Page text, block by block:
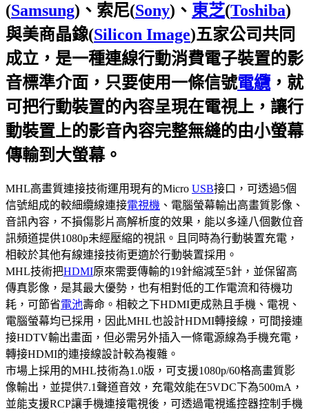
(Samsung)、索尼(Sony)、 東芝(Toshiba)
與美商晶鐌(Silicon Image)五家公司共同
成立，是一種連線行動消費電子裝置的影
音標準介面，只要使用一條信號電纜 ，就
可把行動裝置的內容呈現在電視上，讓行
動裝置上的影音內容完整無縫的由小螢幕
傳輸到大螢幕。
MHL高畫質連接技術運用現有的Micro USB接口，可透過5個
信號組成的較細纜線連接電視機 、電腦螢幕輸出高畫質影像、
音訊內容，不損傷影片高解析度的效果，能以多達八個數位音
訊頻道提供1080p未經壓縮的視訊。且同時為行動裝置充電，
相較於其他有線連接技術更適於行動裝置採用。
MHL技術把HDMI原來需要傳輸的19針縮減至5針，並保留高
傳真影像，是其最大優勢，也有相對低的工作電流和待機功
耗，可節省電池壽命。相較之下HDMI更成熟且手機、電視、
電腦螢幕均已採用，因此MHL也設計HDMI轉接線，可間接連
接HDTV輸出畫面，但必需另外插入一條電源線為手機充電，
轉接HDMI的連接線設計較為複雜。
市場上採用的MHL技術為1.0版，可支援1080p/60格高畫質影
像輸出，並提供7.1聲道音效，充電效能在5VDC下為500mA，
並能支援RCP讓手機連接電視後，可透過電視遙控器控制手機